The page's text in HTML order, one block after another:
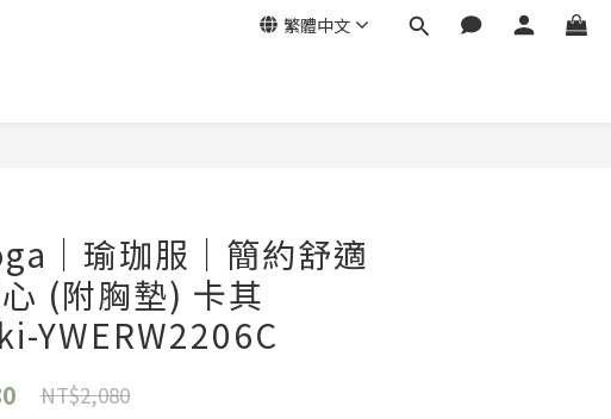
繁體中文
｜瑜珈服｜簡約舒適
(附胸墊) 卡其
YWERW2206C
NT$2,080